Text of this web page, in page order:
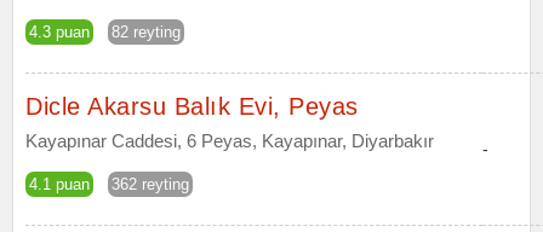
4.3 puan 82 reyting
Dicle Akarsu Balık Evi, Peyas
Kayapınar Caddesi, 6 Peyas, Kayapınar, Diyarbakır
4.1 puan 362 reyting
-